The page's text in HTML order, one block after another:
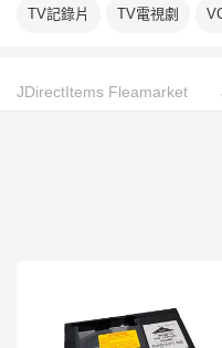
TV記錄片 TV電視劇
JDirectItems Fleamarket